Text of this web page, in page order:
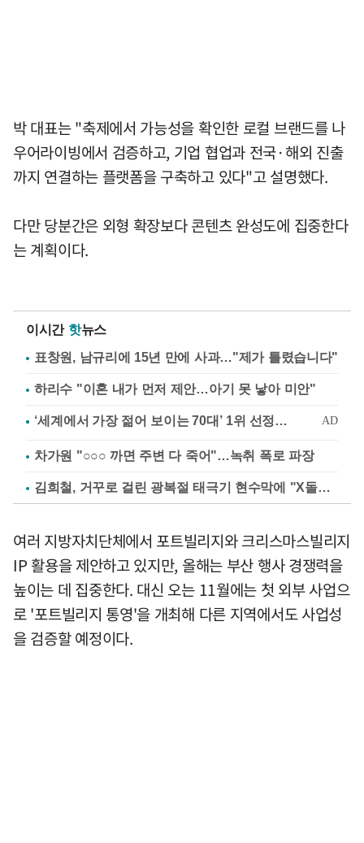
박 대표는 "축제에서 가능성을 확인한 로컬 브랜드를 나
우어라이빙에서 검증하고, 기업 협업과 전국·해외 진출
까지 연결하는 플랫폼을 구축하고 있다"고 설명했다.
다만 당분간은 외형 확장보다 콘텐츠 완성도에 집중한다
는 계획이다.
이시간 핫뉴스
표창원, 남규리에 15년 만에 사과…"제가 틀렸습니다"
하리수 "이혼 내가 먼저 제안…아기 못 낳아 미안"
차가원 "○○○ 까면 주변 다 죽어"…녹취 폭로 파장
김희철, 거꾸로 걸린 광복절 태극기 현수막에 "X돌았네"
여러 지방자치단체에서 포트빌리지와 크리스마스빌리지
IP 활용을 제안하고 있지만, 올해는 부산 행사 경쟁력을
높이는 데 집중한다. 대신 오는 11월에는 첫 외부 사업으
로 '포트빌리지 통영'을 개최해 다른 지역에서도 사업성
을 검증할 예정이다.